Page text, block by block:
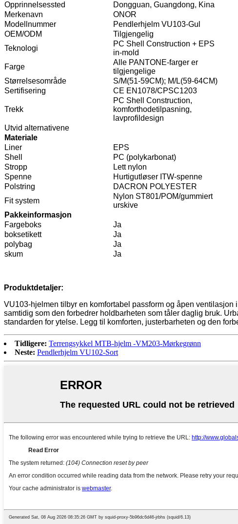
Opprinnelsessted
Dongguan, Guangdong, Kina
Merkenavn
ONOR
Modellnummer
Pendlerhjelm VU103-Gul
OEM/ODM
Tilgjengelig
Teknologi
PC Shell Construction + EPS
in-mold
Farge
Alle PANTONE-farger er
tilgjengelige
Størrelsesområde
S/M(51-59CM); M/L(59-64CM)
Sertifisering
CE EN1078/CPSC1203
Trekk
PC Shell Construction,
komforthodetilpasning,
lavprofildesign
Utvid alternativene
Materiale
Liner
EPS
Shell
PC (polykarbonat)
Stropp
Lett nylon
Spenne
Hurtigutløser ITW-spenne
Polstring
DACRON POLYESTER
Fit system
Nylon ST801/POM/gummiert
urskive
Pakkeinformasjon
Fargeboks
Ja
boksetikett
Ja
polybag
Ja
skum
Ja
Produktdetaljer:
VU103-hjelmen tilbyr en komfortabel passform og åpen
samtidig som den forbedrer holdbarheten som tåler daglig bruk.
standarden for ytelse. Legg til komforten, justerbarheten og den
Tidligere: Terrengsykkel MTB-hjelm -VM203-Mørkegrønn
Neste: Pendlerhjelm VU102-Sort